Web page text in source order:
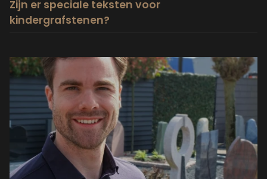
Zijn er speciale teksten voor
kindergrafstenen?